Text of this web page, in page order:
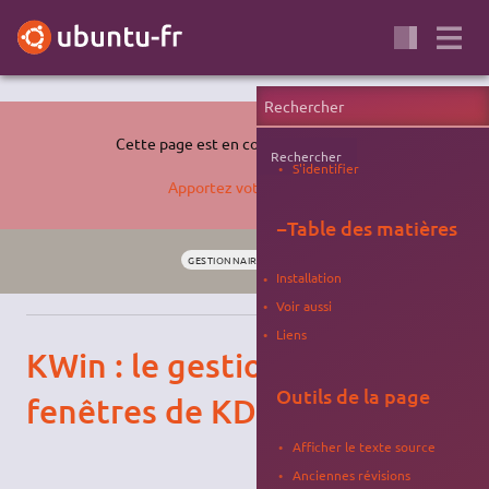
Cette page est en cours de rédaction.
Apportez votre aide…
GESTIONNAIRE DE FENÊTRES
KWin : le gestionnaire de
fenêtres de KDE
Rechercher
S'identifier
−Table des matières
Installation
Voir aussi
Liens
Outils de la page
Afficher le texte source
Anciennes révisions